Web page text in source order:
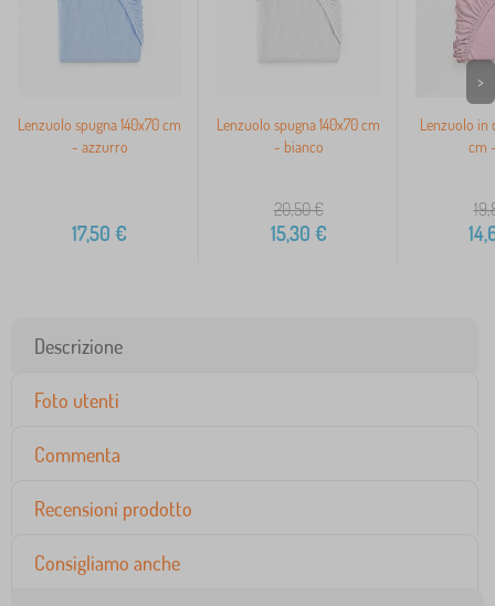
Lenzuolo spugna 140x70 cm
- azzurro
17,50 €
Lenzuolo spugna 140x70 cm
- bianco
20,50€
15,30 €
Lenzuolo in
cm
>
Descrizione
Foto utenti
Commenta
Recensioni prodotto
Consigliamo anche